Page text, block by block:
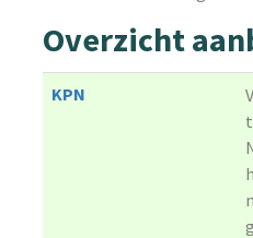
Overzicht
KPN